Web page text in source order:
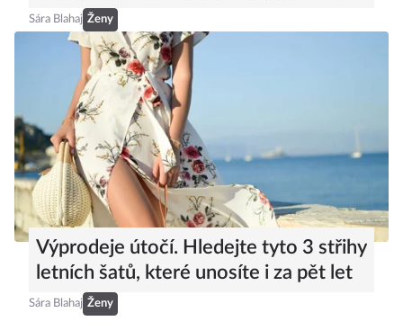
Sára Blahaj Ženy
Výprodeje útočí. Hledejte tyto 3 střihy
letních šatů, které unosíte i za pět let
Sára Blahaj Ženy